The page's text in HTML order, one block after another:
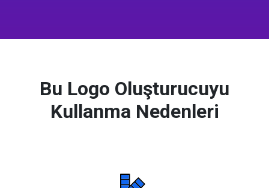
Bu Logo Oluşturucuyu
Kullanma Nedenleri